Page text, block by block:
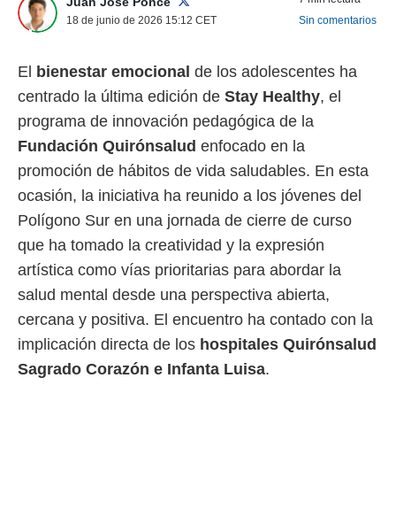
más
y
de
cookies
aceptar
de
18 de junio de 2026 15:12 CET
Sin comentarios
El bienestar emocional de los adolescentes ha
centrado la última edición de Stay Healthy, el
programa de innovación pedagógica de la
Fundación Quirónsalud enfocado en la
promoción de hábitos de vida saludables. En esta
ocasión, la iniciativa ha reunido a los jóvenes del
Polígono Sur en una jornada de cierre de curso
que ha tomado la creatividad y la expresión
artística como vías prioritarias para abordar la
salud mental desde una perspectiva abierta,
cercana y positiva. El encuentro ha contado con la
implicación directa de los hospitales Quirónsalud
Sagrado Corazón e Infanta Luisa.